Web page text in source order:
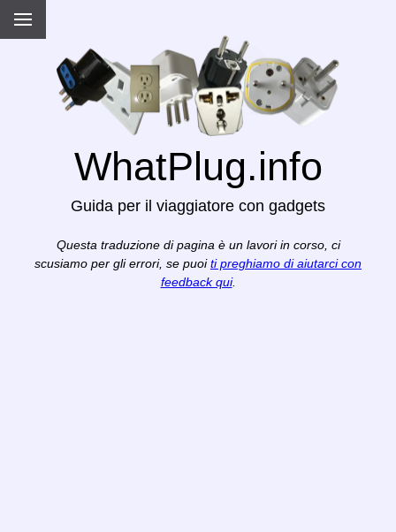
WhatPlug.info
Guida per il viaggiatore con gadgets
Questa traduzione di pagina è un lavori in corso, ci
scusiamo per gli errori, se puoi ti preghiamo di aiutarci con
feedback qui.